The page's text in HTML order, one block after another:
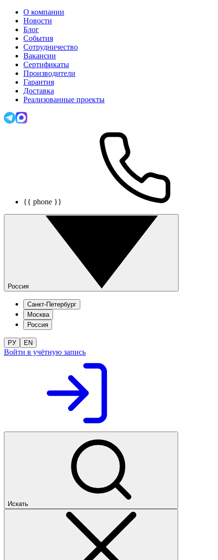
О компании
Новости
Блог
События
Сотрудничество
Вакансии
Сертификаты
Производители
Гарантия
Доставка
Реализованные проекты
{{ phone }}
Россия
Санкт-Петербург
Москва
Россия
РУ EN
Войти в учётную запись
Искать